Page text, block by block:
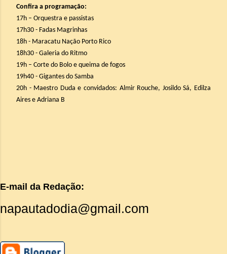
Confira a programação:
17h – Orquestra e passistas
17h30 - Fadas Magrinhas
18h - Maracatu Nação Porto Rico
18h30 - Galeria do Ritmo
19h – Corte do Bolo e queima de fogos
19h40 - Gigantes do Samba
20h - Maestro Duda e convidados: Almir Rouche, Josildo Sá, Edilza
Aires e Adriana B
E-mail da Redação:
napautadodia@gmail.com